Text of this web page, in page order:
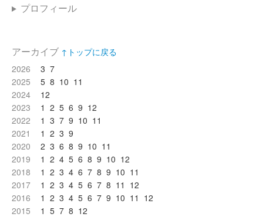
プロフィール
アーカイブ ↑トップに戻る
2026
3 7
2025
5 8 10 11
2024
12
2023
1 2 5 6 9 12
2022
1 3 7 9 10 11
2021
1 2 3 9
2020
2 3 6 8 9 10 11
2019
1 2 4 5 6 8 9 10 12
2018
1 2 3 4 6 7 8 9 10 11
2017
1 2 3 4 5 6 7 8 11 12
2016
1 2 3 4 5 6 7 9 10 11 12
2015
1 5 7 8 12